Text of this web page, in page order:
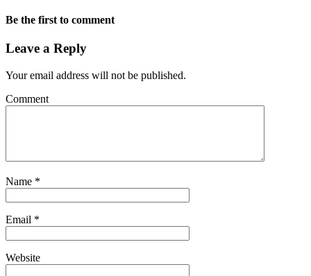
Be the first to comment
Leave a Reply
Your email address will not be published.
Comment
Name *
Email *
Website